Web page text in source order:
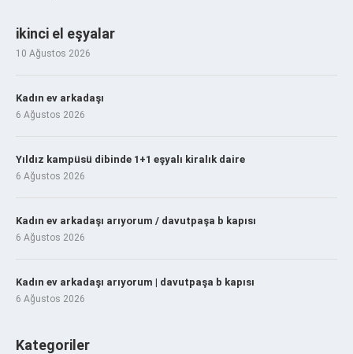
ikinci el eşyalar
10 Ağustos 2026
Kadın ev arkadaşı
6 Ağustos 2026
Yıldız kampüsü dibinde 1+1 eşyalı kiralık daire
6 Ağustos 2026
Kadın ev arkadaşı arıyorum / davutpaşa b kapısı
6 Ağustos 2026
Kadın ev arkadaşı arıyorum | davutpaşa b kapısı
6 Ağustos 2026
Kategoriler